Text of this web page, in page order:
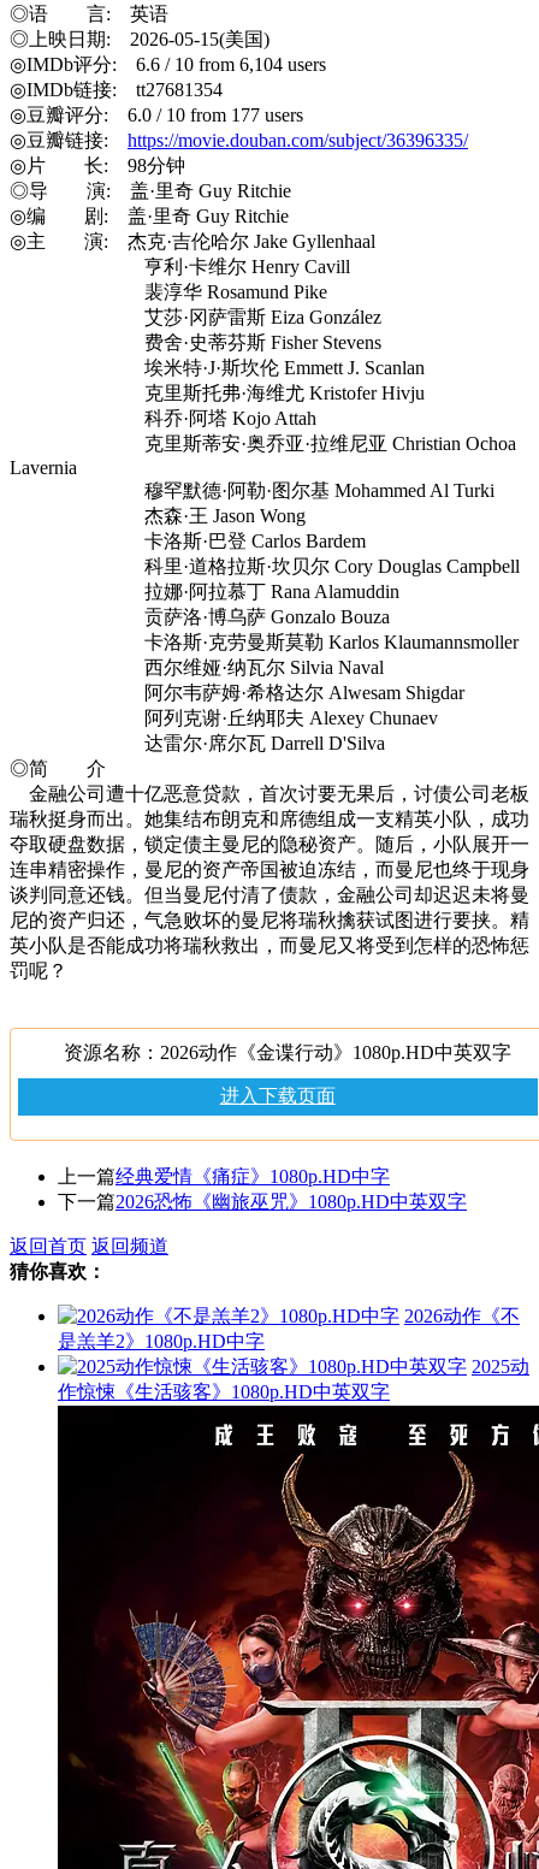
◎语 言: 英语
◎上映日期: 2026-05-15(美国)
◎IMDb评分: 6.6 / 10 from 6,104 users
◎IMDb链接: tt27681354
◎豆瓣评分: 6.0 / 10 from 177 users
◎豆瓣链接: https://movie.douban.com/subject/36396335/
◎片 长: 98分钟
◎导 演: 盖·里奇 Guy Ritchie
◎编 剧: 盖·里奇 Guy Ritchie
◎主 演: 杰克·吉伦哈尔 Jake Gyllenhaal
亨利·卡维尔 Henry Cavill
裴淳华 Rosamund Pike
艾莎·冈萨雷斯 Eiza González
费舍·史蒂芬斯 Fisher Stevens
埃米特·J·斯坎伦 Emmett J. Scanlan
克里斯托弗·海维尤 Kristofer Hivju
科乔·阿塔 Kojo Attah
克里斯蒂安·奥乔亚·拉维尼亚 Christian Ochoa
Lavernia
穆罕默德·阿勒·图尔基 Mohammed Al Turki
杰森·王 Jason Wong
卡洛斯·巴登 Carlos Bardem
科里·道格拉斯·坎贝尔 Cory Douglas Campbell
拉娜·阿拉慕丁 Rana Alamuddin
贡萨洛·博乌萨 Gonzalo Bouza
卡洛斯·克劳曼斯莫勒 Karlos Klaumannsmoller
西尔维娅·纳瓦尔 Silvia Naval
阿尔韦萨姆·希格达尔 Alwesam Shigdar
阿列克谢·丘纳耶夫 Alexey Chunaev
达雷尔·席尔瓦 Darrell D'Silva
◎简 介
金融公司遭十亿恶意贷款，首次讨要无果后，讨债公司老板
瑞秋挺身而出。她集结布朗克和席德组成一支精英小队，成功
夺取硬盘数据，锁定债主曼尼的隐秘资产。随后，小队展开一
连串精密操作，曼尼的资产帝国被迫冻结，而曼尼也终于现身
谈判同意还钱。但当曼尼付清了债款，金融公司却迟迟未将曼
尼的资产归还，气急败坏的曼尼将瑞秋擒获试图进行要挟。精
英小队是否能成功将瑞秋救出，而曼尼又将受到怎样的恐怖惩
罚呢？
资源名称：2026动作《金谍行动》1080p.HD中英双字
进入下载页面
上一篇经典爱情《痛症》1080p.HD中字
下一篇2026恐怖《幽旅巫咒》1080p.HD中英双字
返回首页 返回频道
猜你喜欢：
2026动作《不
是羔羊2》1080p.HD中字
2025动
作惊悚《生活骇客》1080p.HD中英双字